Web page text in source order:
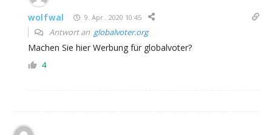
wolfwal 9. Apr.. 2020 10:45
Antwort an globalvoter.org
Machen Sie hier Werbung für globalvoter?
4